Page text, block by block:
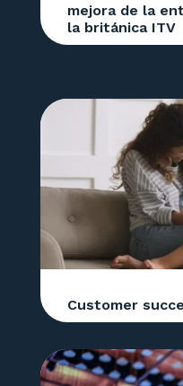
mejora de la
la británica ITV
Customer